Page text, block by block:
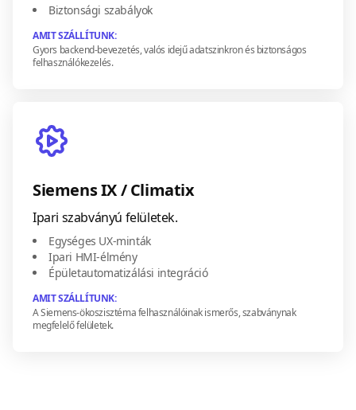
Biztonsági szabályok
AMIT SZÁLLÍTUNK:
Gyors backend-bevezetés, valós idejű adatszinkron és biztonságos
felhasználókezelés.
Siemens IX / Climatix
Ipari szabványú felületek.
Egységes UX-minták
Ipari HMI-élmény
Épületautomatizálási integráció
AMIT SZÁLLÍTUNK:
A Siemens-ökoszisztéma felhasználóinak ismerős, szabványnak
megfelelő felületek.